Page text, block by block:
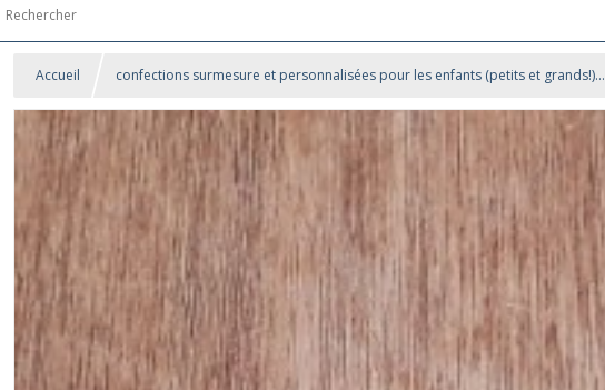
Accueil confections surmesure et personnalisées pour les enfants (petits et grands!)...